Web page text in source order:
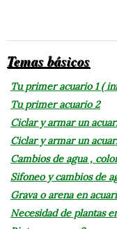
Temas básicos
Tu primer acuario 1 (
Tu primer acuario 2
Ciclar y armar un
Ciclar y armar un
Cambios de agua ,
Sifoneo y cambios de
Grava o arena en
Necesidad de plantas